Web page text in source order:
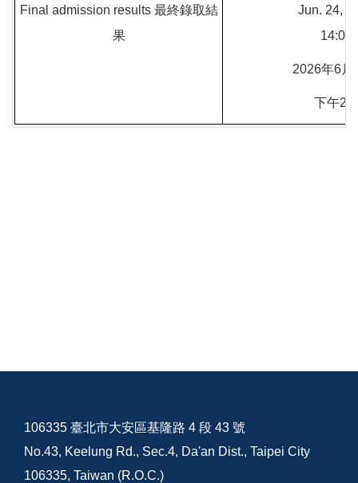
Final admission results 最終錄取結
果
Jun. 24,
14:00
2026年6月
下午2
106335 臺北市大安區基隆路 4 段 43 號
No.43, Keelung Rd., Sec.4, Da'an Dist., Taipei City
106335, Taiwan (R.O.C.)